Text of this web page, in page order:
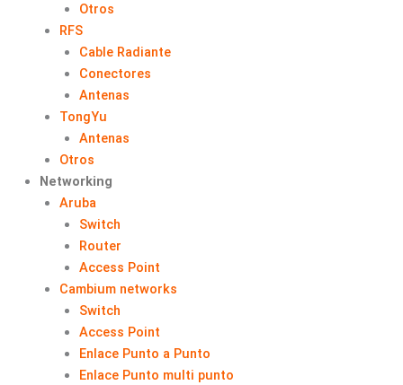
Otros
RFS
Cable Radiante
Conectores
Antenas
TongYu
Antenas
Otros
Networking
Aruba
Switch
Router
Access Point
Cambium networks
Switch
Access Point
Enlace Punto a Punto
Enlace Punto multi punto